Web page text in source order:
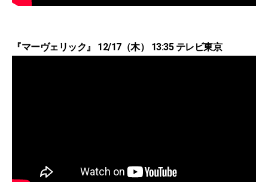
『マーヴェリック』 12/17（木） 13:35 テレビ東京